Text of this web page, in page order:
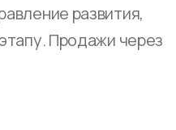
развития,
Продажи через